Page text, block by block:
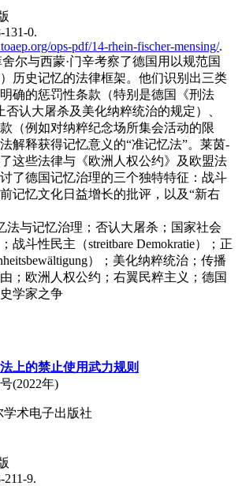
131-0.
ops-pdf/14-rhein-fischer-mensing/.
尔与西蒙·门辛考察了德国用以规范国
历史记忆的法律框架。他们识别出三类
确的惩罚性条款（特别是德国《刑法
否认大屠杀及美化纳粹统治的规定）、
（例如对纳粹纪念场所集会活动的限
解释获得记忆意义的“准记忆法”。莱茵-
这些法律与《欧洲人权公约》及欧盟法
了德国记忆治理的三个独特特征：战斗
记忆文化日益增长的批评，以及“新右
法与记忆治理；否认大屠杀；国家社会
战斗性民主（streitbare Demokratie）；正
）；美化纳粹统治；传播
；欧洲人权公约；右翼民粹主义；德国
学家之争
法上的禁止使用武力规则
(2022年)
术电子出版社
211-9.